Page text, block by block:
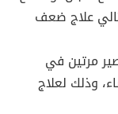
علاج ضعف
مرتين في
وذلك لعلاج